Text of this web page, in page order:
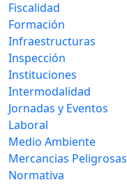
Fiscalidad
Formación
Infraestructuras
Inspección
Instituciones
Intermodalidad
Jornadas y Eventos
Laboral
Medio Ambiente
Mercancias Peligrosas
Normativa